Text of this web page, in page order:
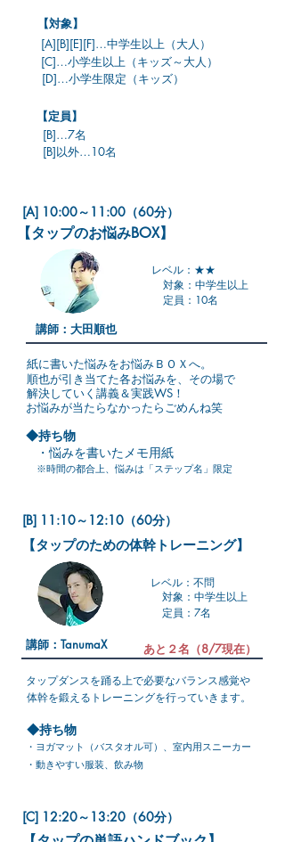
【対象】
[A][B][E][F]…中学生以上（大人）
[C]…小学生以上（キッズ～大人）
[D]…小学生限定（キッズ）
【定員】
[B]…7名
[B]以外…10名
[A] 10:00～11:00（60分）
【タップのお悩みBOX】
レベル：★★
対象：中学生以上
定員：10名
講師：大田順也
紙に書いた悩みをお悩みＢＯＸへ。
順也が引き当てた各お悩みを、その場で
解決していく講義＆実践WS！
お悩みが当たらなかったらごめんね笑
◆持ち物
​・悩みを書いたメモ用紙
※時間の都合上、悩みは「ステップ名」限定
[B] 11:10～12:10（60分）
【タップのための体幹トレーニング】
レベル：不問
対象：中学生以上
定員：7名
講師：TanumaX
タップダンスを踊る上で必要なバランス感覚や
体幹を鍛えるトレーニングを行っていきます。
◆持ち物
​・ヨガマット（バスタオル可）、室内用スニーカー
・動きやすい服装、飲み物
あと２名（8/7現在）
[C] 12:20～13:20（60分）